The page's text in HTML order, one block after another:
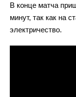
В конце матча
минут, так как на
электричество.